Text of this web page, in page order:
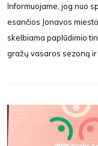
Informuojame, jog nuo
esančios Jonavos
skelbiama paplūdimio
gražų vasaros sezoną ir